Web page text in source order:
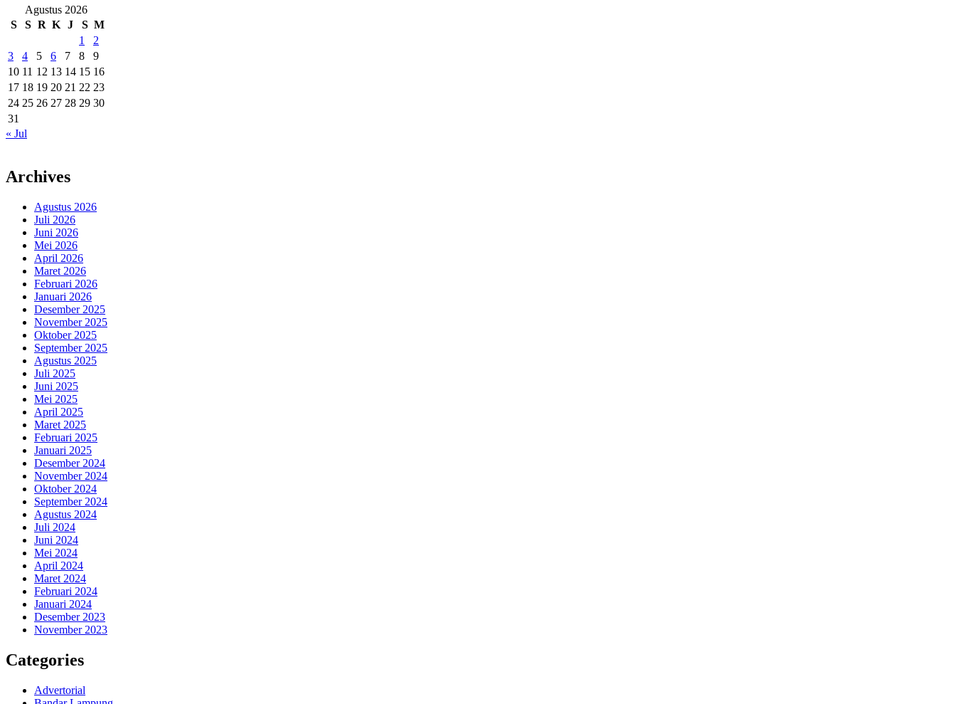
Agustus 2026
S
S R K J S M
1
2
3
4 5 6 7 8
9
10 11 12 13 14 15 16
17 18 19 20 21 22 23
24 25 26 27 28 29 30
31
« Jul
Archives
Agustus 2026
Juli 2026
Juni 2026
Mei 2026
April 2026
Maret 2026
Februari 2026
Januari 2026
Desember 2025
November 2025
Oktober 2025
September 2025
Agustus 2025
Juli 2025
Juni 2025
Mei 2025
April 2025
Maret 2025
Februari 2025
Januari 2025
Desember 2024
November 2024
Oktober 2024
September 2024
Agustus 2024
Juli 2024
Juni 2024
Mei 2024
April 2024
Maret 2024
Februari 2024
Januari 2024
Desember 2023
November 2023
Categories
Advertorial